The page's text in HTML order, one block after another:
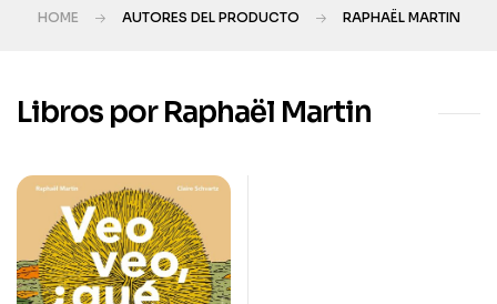
HOME AUTORES DEL PRODUCTO RAPHAËL MARTIN
Libros por Raphaël Martin